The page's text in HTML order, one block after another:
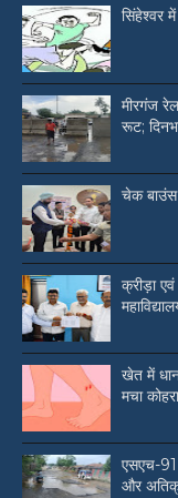
सिंहेश्वर
मीरगंज
रूट;
चेक बाउंस
क्रीड़ा
खेत में धान
मचा
एसएच-91
और